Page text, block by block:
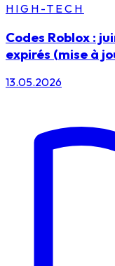
HIGH-TECH
Codes Roblox :
expirés (mise à
13.05.2026